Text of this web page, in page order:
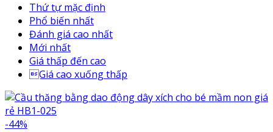
Thứ tự mặc định
Phổ biến nhất
Đánh giá cao nhất
Mới nhất
Giá thấp đến cao
Giá cao xuống thấp
-44%